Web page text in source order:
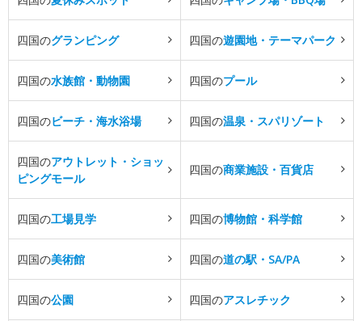
四国のグランピング 四国の遊園地・テーマパーク
四国の水族館・動物園 四国のプール
四国のビーチ・海水浴場 四国の温泉・スパリゾート
四国のアウトレット・ショッ
ピングモール
四国の商業施設・百貨店
四国の工場見学 四国の博物館・科学館
四国の美術館 四国の道の駅・SA/PA
四国の公園 四国のアスレチック